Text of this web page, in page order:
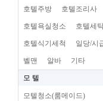
호텔주방 호텔조리사
호텔욕실청소 호텔세
호텔식기세척 일당/시
벨맨 알바 기타
모 텔
모텔청소(룸메이드)